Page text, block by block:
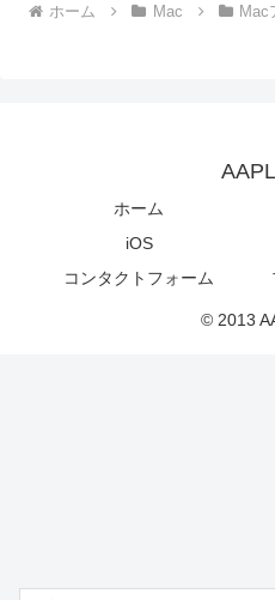
ホーム Mac Mac
ホーム
iOS
コンタクトフォーム
© 2013